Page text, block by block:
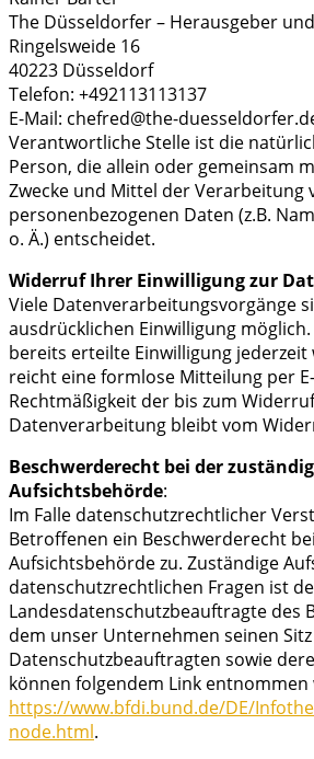
The Düsseldorfer – Herausgeber
Ringelsweide 16
40223 Düsseldorf
Telefon: +492113113137
E-Mail: chefred@the-
Verantwortliche Stelle ist die
Person, die allein oder gemeinsam
Zwecke und Mittel der Verarbeitung
personenbezogenen Daten (z.B.
o. Ä.) entscheidet.
Widerruf Ihrer Einwilligung zur
Viele Datenverarbeitungsvorgänge
ausdrücklichen Einwilligung
bereits erteilte Einwilligung jederzeit
reicht eine formlose Mitteilung per
Rechtmäßigkeit der bis zum
Datenverarbeitung bleibt vom
Beschwerderecht bei der
Aufsichtsbehörde:
Im Falle datenschutzrechtlicher
Betroffenen ein Beschwerderecht
Aufsichtsbehörde zu. Zuständige
datenschutzrechtlichen Fragen ist
Landesdatenschutzbeauftragte des
dem unser Unternehmen seinen
Datenschutzbeauftragten sowie
können folgendem Link entnommen
https://www.bfdi.bund.de/DE/
node.html.